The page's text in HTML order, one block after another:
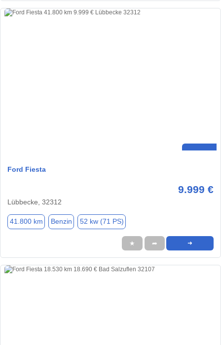
Ford Fiesta
9.999 €
Lübbecke, 32312
41.800 km Benzin 52 kw (71 PS)
★ ➦ ➜